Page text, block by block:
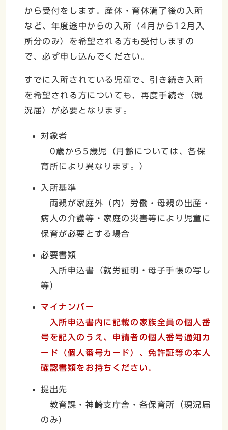
から受付をします。産休・育休満了後の入所
など、年度途中からの入所（4月から12月入
所分のみ）を希望される方も受付しますの
で、必ず申し込んでください。
すでに入所されている児童で、引き続き入所
を希望される方についても、再度手続き（現
況届）が必要となります。
対象者
0歳から5歳児（月齢については、各保
育所により異なります。）
入所基準
両親が家庭外（内）労働・母親の出産・
病人の介護等・家庭の災害等により児童に
保育が必要とする場合
必要書類
入所申込書（就労証明・母子手帳の写し
等）
マイナンバー
入所申込書内に記載の家族全員の個人番
号を記入のうえ、申請者の個人番号通知カ
ード（個人番号カード）、免許証等の本人
確認書類をお持ちください。
提出先
教育課・神崎支庁舎・各保育所（現況届
のみ）